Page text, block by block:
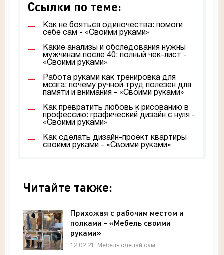
Ссылки по теме:
Как не бояться одиночества: помоги
себе сам - «Своими руками»
Какие анализы и обследования нужны
мужчинам после 40: полный чек-лист -
«Своими руками»
Работа руками как тренировка для
мозга: почему ручной труд полезен для
памяти и внимания - «Своими руками»
Как превратить любовь к рисованию в
профессию: графический дизайн с нуля -
«Своими руками»
Как сделать дизайн-проект квартиры
своими руками - «Своими руками»
Читайте также:
Прихожая с рабочим местом и
полками - «Мебель своими
руками»
12.02.21, Мебель сделай сам